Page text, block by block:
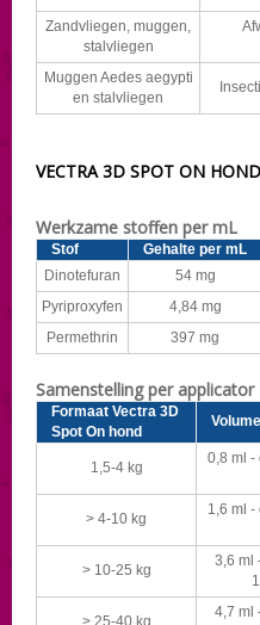
Zandvliegen, muggen,
stalvliegen
Muggen Aedes aegypti
en stalvliegen
VECTRA 3D SPOT ON
Werkzame stoffen per mL
Stof
Gehalte per mL
Dinotefuran
54 mg
Pyriproxyfen
4,84 mg
Permethrin
397 mg
Samenstelling per applicator
Formaat Vectra 3D
Spot On hond
1,5-4 kg
0,8 ml -
> 4-10 kg
1,6 ml -
> 10-25 kg
3,6 ml
> 25-40 kg
4,7 ml